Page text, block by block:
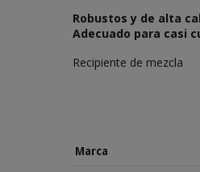
Robustos y de alta
Adecuado para casi
Recipiente de mezcla
Marca